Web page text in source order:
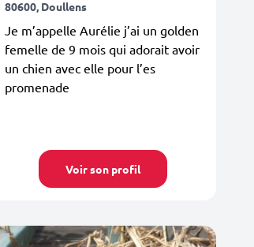
80600, Doullens
Je m’appelle Aurélie j’ai un golden
femelle de 9 mois qui adorait avoir
un chien avec elle pour l’es
promenade
Voir son profil